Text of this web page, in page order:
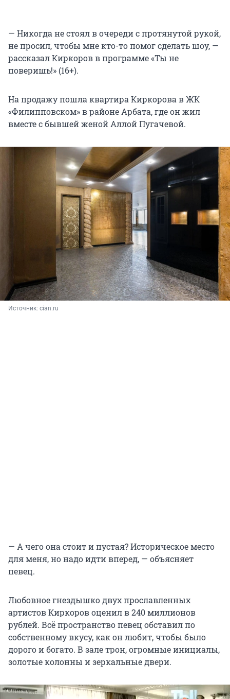
— Никогда не стоял в очереди с протянутой рукой,
не просил, чтобы мне кто-то помог сделать шоу, —
рассказал Киркоров в программе «Ты не
поверишь!» (16+).
На продажу пошла квартира Киркорова в ЖК
«Филипповском» в районе Арбата, где он жил
вместе с бывшей женой Аллой Пугачевой.
Источник: cian.ru
— А чего она стоит и пустая? Историческое место
для меня, но надо идти вперед, — объясняет
певец.
Любовное гнездышко двух прославленных
артистов Киркоров оценил в 240 миллионов
рублей. Всё пространство певец обставил по
собственному вкусу, как он любит, чтобы было
дорого и богато. В зале трон, огромные инициалы,
золотые колонны и зеркальные двери.